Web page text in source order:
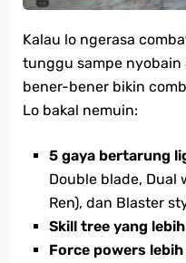
Kalau lo ngerasa
tunggu sampe nyobain
bener-bener bikin
Lo bakal nemuin:
5 gaya bertarung
Double blade, Dual
Ren), dan Blaster
Skill tree yang
Force powers